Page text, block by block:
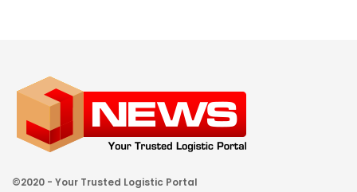
©2020 - Your Trusted Logistic Portal